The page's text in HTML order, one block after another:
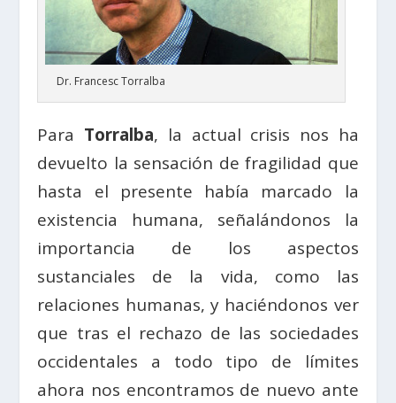
Dr. Francesc Torralba
Para Torralba, la actual crisis nos ha
devuelto la sensación de fragilidad que
hasta el presente había marcado la
existencia humana, señalándonos la
importancia de los aspectos
sustanciales de la vida, como las
relaciones humanas, y haciéndonos ver
que tras el rechazo de las sociedades
occidentales a todo tipo de límites
ahora nos encontramos de nuevo ante